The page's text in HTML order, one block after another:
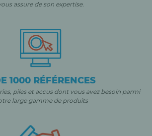
assure de son expertise.
1000 RÉFÉRENCES
piles et accus dont vous avez besoin parmi
large gamme de produits